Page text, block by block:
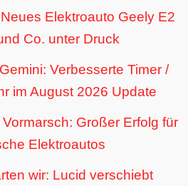
Elektroauto Geely E2
Co. unter Druck
Verbesserte Timer /
im August 2026 Update
Großer Erfolg für
Elektroautos
wir: Lucid verschiebt